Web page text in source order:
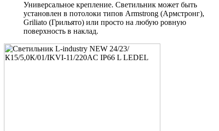
Универсальное крепление. Светильник может быть
установлен в потолоки типов Armstrong (Армстронг),
Griliato (Грильято) или просто на любую ровную
поверхность в наклад.